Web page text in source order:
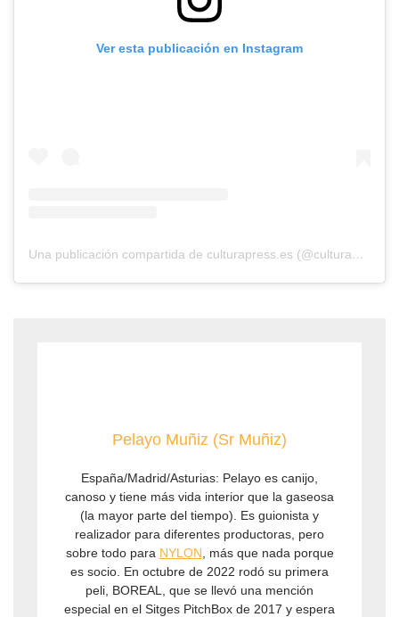
Ver esta publicación en Instagram
Una publicación compartida de culturapress.es (@culturapress.es)
Pelayo Muñiz (Sr Muñiz)
España/Madrid/Asturias: Pelayo es canijo,
canoso y tiene más vida interior que la gaseosa
(la mayor parte del tiempo). Es guionista y
realizador para diferentes productoras, pero
sobre todo para NYLON , más que nada porque
es socio. En octubre de 2022 rodó su primera
peli, BOREAL, que se llevó una mención
especial en el Sitges PitchBox de 2017 y espera